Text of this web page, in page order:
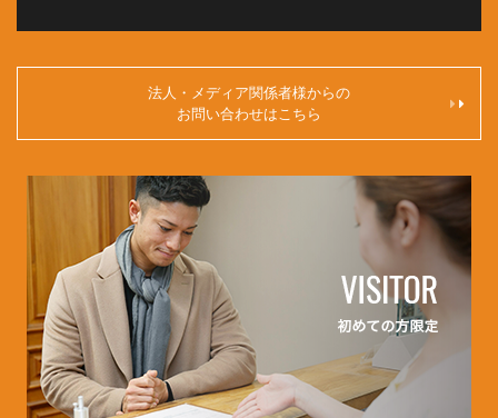
法人・メディア関係者様からの
お問い合わせはこちら